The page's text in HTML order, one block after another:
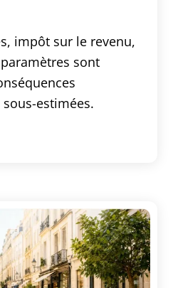
impôt sur le revenu,
sont
estimées.